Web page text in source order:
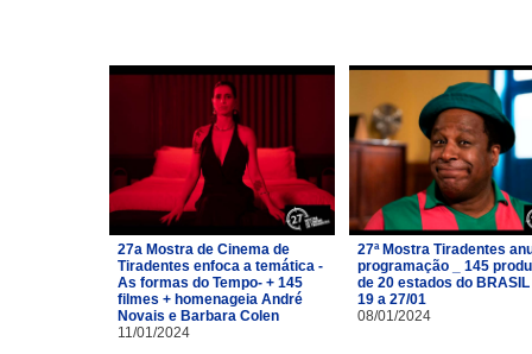
27a Mostra de Cinema de
Tiradentes enfoca a temática -
As formas do Tempo- + 145
filmes + homenageia André
Novais e Barbara Colen
11/01/2024
27ª Mostra Tiradentes
programação _ 145
de 20 estados do BRASIL
19 a 27/01
08/01/2024